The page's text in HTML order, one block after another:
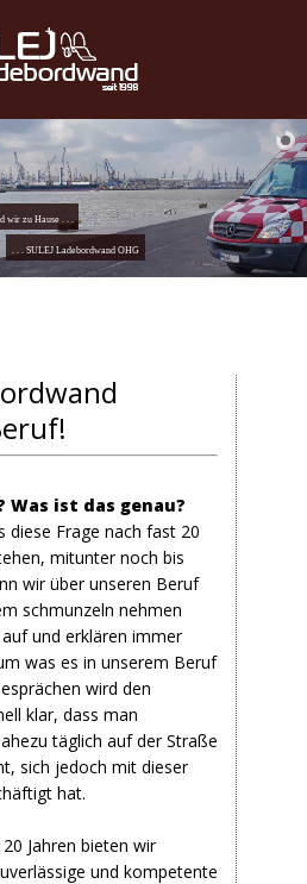
Was ist das genau?
diese Frage nach fast 20
mitunter noch bis
wir über unseren Beruf
schmunzeln nehmen
und erklären immer
was es in unserem Beruf
wird den
klar, dass man
täglich auf der Straße
sich jedoch mit dieser
hat.
Jahren bieten wir
und kompetente